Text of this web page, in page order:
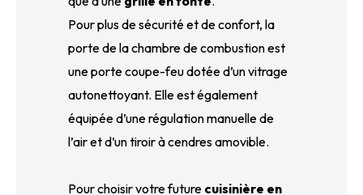
Pour plus de sécurité et de confort, la
porte de la chambre de combustion est
une porte coupe-feu dotée d’un vitrage
autonettoyant. Elle est également
équipée d’une régulation manuelle de
l’air et d’un tiroir à cendres amovible.
Pour choisir votre future cuisinière en